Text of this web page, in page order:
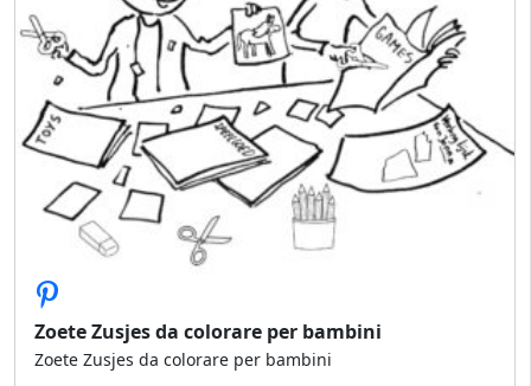
Zoete Zusjes da colorare per bambini
Zoete Zusjes da colorare per bambini